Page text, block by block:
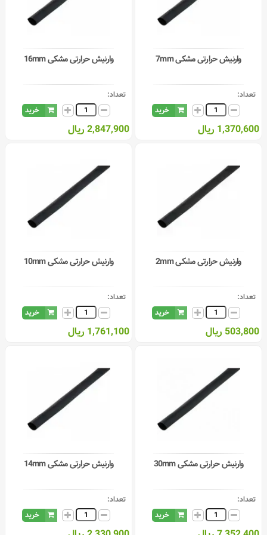
وارنیش حرارتی مشکی 7mm
تعداد:
خرید
1,370,600 ریال
وارنیش حرارتی مشکی 16mm
تعداد:
خرید
2,847,900 ریال
وارنیش حرارتی مشکی 2mm
تعداد:
خرید
503,800 ریال
وارنیش حرارتی مشکی 10mm
تعداد:
خرید
1,761,100 ریال
وارنیش حرارتی مشکی 30mm
تعداد:
خرید
وارنیش حرارتی مشکی 14mm
تعداد:
خرید